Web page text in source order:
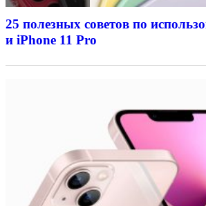
25 полезных советов по
и iPhone 11 Pro